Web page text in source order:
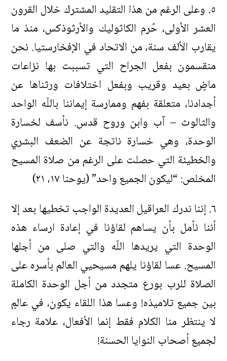
٥. وعلى الرغم من هذا التقليد المشترك خلال القرون
العشر الأولى، حُرم الكاثوليك والأرثوذكس، منذ ما
يقارب الألف سنة، من الاتحاد في الإفخارستيا. نحن
منقسمون بفعل الجراح التي تسببت بها نزاعات
ماضٍ بعيد وقريب وبفعل اختلافات ورثناها عن
أجدادنا، متعلقة بفهم وممارسة إيماننا باللّه الواحد
والثالوث – آب وابن وروح قدس. نأسف لخسارة
الوحدة، وهي خسارة ناتجة عن الضعف البشري
والخطيئة التي حصلت على الرغم من صلاة المسيح
المخلص: “ليكون الجميع واحد” (يوحنا ١٧، ٢١)
٦. إننا ندرك العراقيل العديدة الواجب تخطيها بعد إلا
أننا نأمل بأن يساهم لقاؤنا في إعادة ارساء هذه
الوحدة التي يريدها اللّه والتي صلى من أجلها
المسيح. عسا لقاؤنا يلهم مسيحيي العالم بأسره على
الصلاة للرب بورع متجدد من أجل الوحدة الكاملة
بين جميع تلاميذه! وعسا هذا اللقاء يكون، في عالمٍ
لا ينتظر منا الكلام فقط إنما الأفعال، علامة رجاء
لجميع أصحاب النوايا الحسنة!